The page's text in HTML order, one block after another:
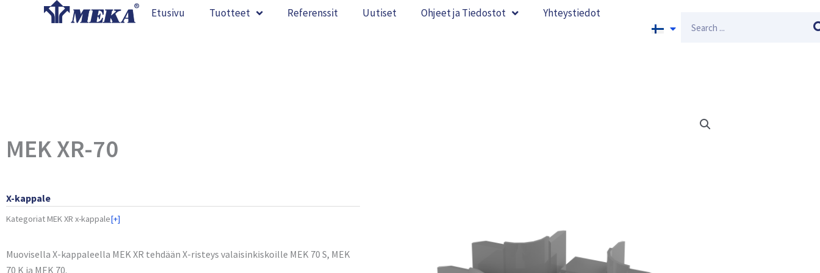
Etusivu Tuotteet Referenssit Uutiset Ohjeet ja Tiedostot Yhteystiedot
MEK XR-70
X-kappale
KategoriatMEK XR x-kappale[+]
Muovisella X-kappaleella MEK XR tehdään X-risteys valaisinkiskoille MEK 70 S, MEK
70 K ja MEK 70.